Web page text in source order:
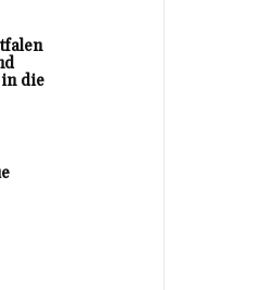
die